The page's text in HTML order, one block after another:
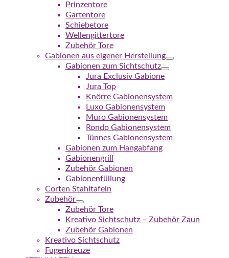
Prinzentore
Gartentore
Schiebetore
Wellengittertore
Zubehör Tore
Gabionen aus eigener Herstellung
Gabionen zum Sichtschutz
Jura Exclusiv Gabione
Jura Top
Knörre Gabionensystem
Luxo Gabionensystem
Muro Gabionensystem
Rondo Gabionensystem
Tünnes Gabionensystem
Gabionen zum Hangabfang
Gabionengrill
Zubehör Gabionen
Gabionenfüllung
Corten Stahltafeln
Zubehör
Zubehör Tore
Kreativo Sichtschutz – Zubehör Zaun
Zubehör Gabionen
Kreativo Sichtschutz
Fugenkreuze